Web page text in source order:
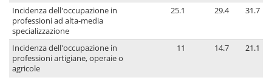
Incidenza dell'occupazione in
professioni ad alta-media
specializzazione
25.1 29.4 31.7
Incidenza dell'occupazione in
professioni artigiane, operaie o
agricole
11 14.7 21.1